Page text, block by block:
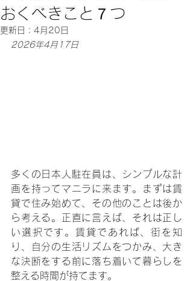
おくべきこと７つ
更新日： 4月20日
2026年4月17日
多くの日本人駐在員は、シンプルな計
画を持ってマニラに来ます。まずは賃
貸で住み始めて、その他のことは後か
ら考える。正直に言えば、それは正し
い選択です。賃貸であれば、街を知
り、自分の生活リズムをつかみ、大き
な決断をする前に落ち着いて暮らしを
整える時間が持てます。